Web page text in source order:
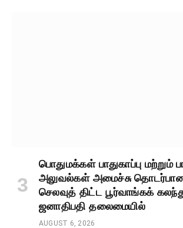
பொதுமக்கள் பாதுகாப்பு மற்றும்
அலுவல்கள் அமைச்சு தொடர்பான
செலவுத் திட்ட பூர்வாங்கக்
ஜனாதிபதி தலைமையில்
AUGUST 6, 2026